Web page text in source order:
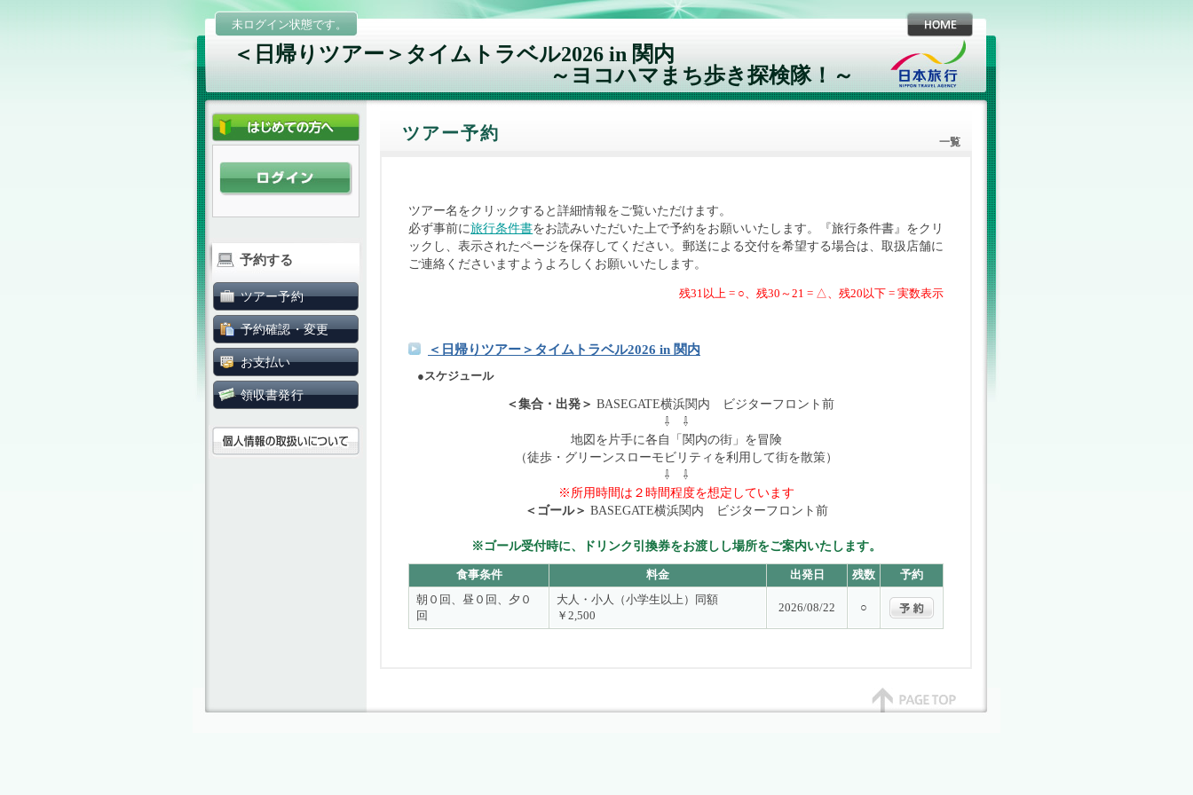
未ログイン状態です。
＜日帰りツアー＞タイムトラベル2026 in 関内
～ヨコハマまち歩き探検隊！～
予約する
ツアー予約
予約確認・変更
お支払い
領収書発行
ツアー予約 一覧
ツアー名をクリックすると詳細情報をご覧いただけます。
必ず事前に旅行条件書をお読みいただいた上で予約をお願いいたします。『旅行条件書』をクリ
ックし、表示されたページを保存してください。郵送による交付を希望する場合は、取扱店舗に
ご連絡くださいますようよろしくお願いいたします。
残31以上 = ○、残30～21 = △、残20以下 = 実数表示
＜日帰りツアー＞タイムトラベル2026 in 関内
●スケジュール
＜集合・出発＞ BASEGATE横浜関内 ビジターフロント前
⇩ ⇩
地図を片手に各自「関内の街」を冒険
（徒歩・グリーンスローモビリティを利用して街を散策）
⇩ ⇩
※所用時間は２時間程度を想定しています
＜ゴール＞ BASEGATE横浜関内 ビジターフロント前
※ゴール受付時に、ドリンク引換券をお渡しし場所をご案内いたします。
食事条件 料金 出発日 残数
予約
朝０回、昼０回、夕０
回
大人・小人（小学生以上）同額
￥2,500
2026/08/22 ○